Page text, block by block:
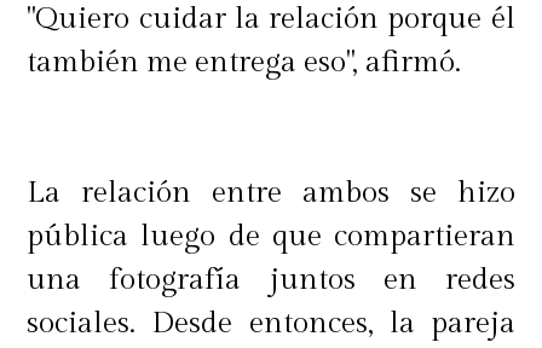
"Quiero cuidar la relación porque él
también me entrega eso", afirmó.
La relación entre ambos se hizo
pública luego de que compartieran
una fotografía juntos en redes
sociales. Desde entonces, la pareja